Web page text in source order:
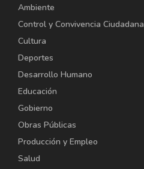
Ambiente
Control y Convivencia Ciudadana
Cultura
Deportes
Desarrollo Humano
Educación
Gobierno
Obras Públicas
Producción y Empleo
Salud